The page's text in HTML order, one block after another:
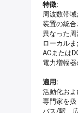
特徴:
周波数帯域
装置の統
異なった
ローカル
ACまたは
電力増幅
適用:
活動化お
専門家を
バス/駅、